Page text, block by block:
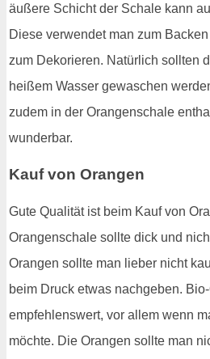
äußere Schicht der Schale kann
Diese verwendet man zum
zum Dekorieren. Natürlich sollten
heißem Wasser gewaschen
zudem in der Orangenschale
wunderbar.
Kauf von Orangen
Gute Qualität ist beim Kauf von
Orangenschale sollte dick und
Orangen sollte man lieber nicht
beim Druck etwas nachgeben.
empfehlenswert, vor allem wenn
möchte. Die Orangen sollte man